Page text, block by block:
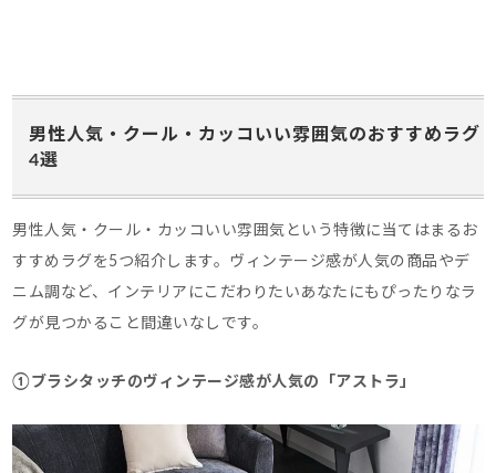
男性人気・クール・カッコいい雰囲気のおすすめラグ
4選
男性人気・クール・カッコいい雰囲気という特徴に当てはまるお
すすめラグを5つ紹介します。
ヴィンテージ感が人気の商品やデ
ニム調など、インテリアにこだわりたいあなたにもぴったりなラ
グが見つかること間違いなしです。
①ブラシタッチのヴィンテージ感が人気の「アストラ」